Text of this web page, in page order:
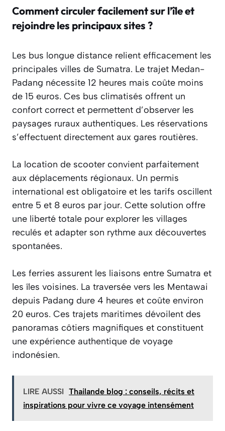
Comment circuler facilement sur l’île et
rejoindre les principaux sites ?
Les bus longue distance relient efficacement les
principales villes de Sumatra. Le trajet Medan-
Padang nécessite 12 heures mais coûte moins
de 15 euros. Ces bus climatisés offrent un
confort correct et permettent d’observer les
paysages ruraux authentiques. Les réservations
s’effectuent directement aux gares routières.
La location de scooter convient parfaitement
aux déplacements régionaux. Un permis
international est obligatoire et les tarifs oscillent
entre 5 et 8 euros par jour. Cette solution offre
une liberté totale pour explorer les villages
reculés et adapter son rythme aux découvertes
spontanées.
Les ferries assurent les liaisons entre Sumatra et
les îles voisines. La traversée vers les Mentawai
depuis Padang dure 4 heures et coûte environ
20 euros. Ces trajets maritimes dévoilent des
panoramas côtiers magnifiques et constituent
une expérience authentique de voyage
indonésien.
LIRE AUSSI Thailande blog : conseils, récits et
inspirations pour vivre ce voyage intensément